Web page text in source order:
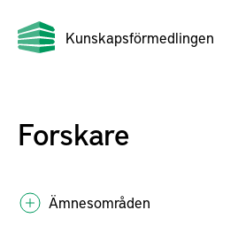
Kunskapsförmedlingen
Forskare
Ämnesområden